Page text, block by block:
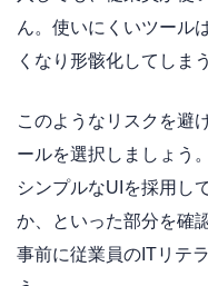
ん。使いにくいツール
くなり形骸化してしま
このようなリスクを避
ールを選択しましょう。
シンプルなUIを採用し
か、といった部分を確
事前に従業員のITリテ